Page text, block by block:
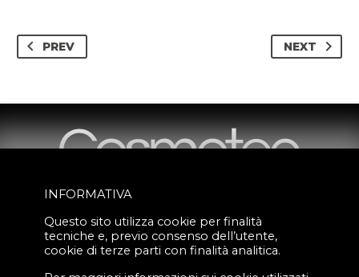
PREV NEXT
Via Milano, 3
27027 Gropello Cairoli (PV), Italy
INFORMATIVA
Questo sito utilizza cookie per finalità
tecniche e, previo consenso dell’utente,
cookie di terze parti con finalità analitica.